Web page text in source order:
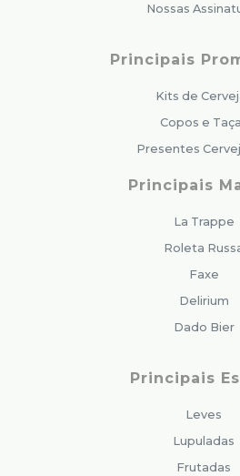
Nossas
Principais
Kits de
Copos e
Presentes
Principais
La Trappe
Roleta
Faxe
Delirium
Dado Bier
Principais
Leves
Lupuladas
Frutadas